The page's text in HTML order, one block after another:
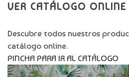
VER CATÁLOGO ONLINE
Descubre todos nuestros
catálogo online.
PINCHA PARA IR AL CATÁLOGO